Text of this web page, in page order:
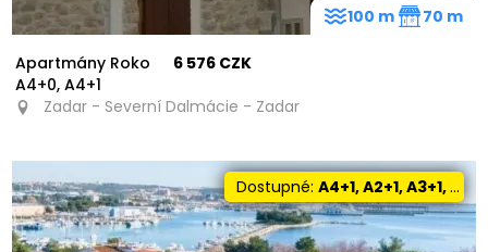
Apartmány Roko
A4+0, A4+1
6 576 CZK
Zadar - Severní Dalmácie - Zadar
100 m 70 m
Dostupné:A4+1, A2+1, A3+1, A8+1